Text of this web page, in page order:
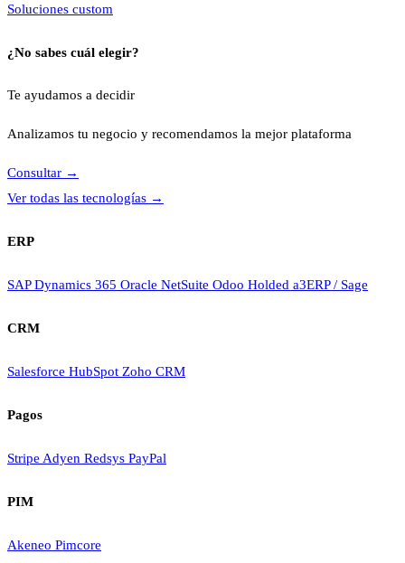
Soluciones custom
¿No sabes cuál elegir?
Te ayudamos a decidir
Analizamos tu negocio y recomendamos la mejor plataforma
Consultar →
Ver todas las tecnologías →
ERP
SAPDynamics 365 Oracle NetSuite Odoo Holded a3ERP / Sage
CRM
Salesforce HubSpot Zoho CRM
Pagos
Stripe Adyen Redsys PayPal
PIM
Akeneo Pimcore